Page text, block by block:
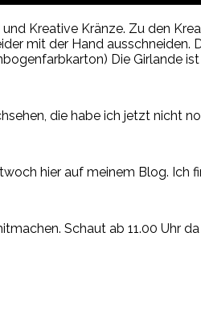
Kreative Kränze. Zu den
mit der Hand
Die Girlande
die habe ich jetzt nicht
hier auf meinem Blog. Ich
Schaut ab 11.00 Uhr